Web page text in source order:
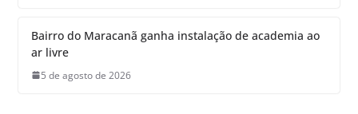
Bairro do Maracanã ganha instalação de academia ao
ar livre
5 de agosto de 2026